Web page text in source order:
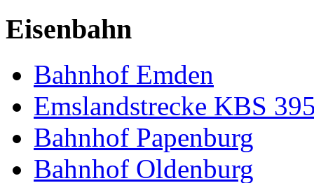
Eisenbahn
Bahnhof Emden
Emslandstrecke KBS
Bahnhof Papenburg
Bahnhof Oldenburg